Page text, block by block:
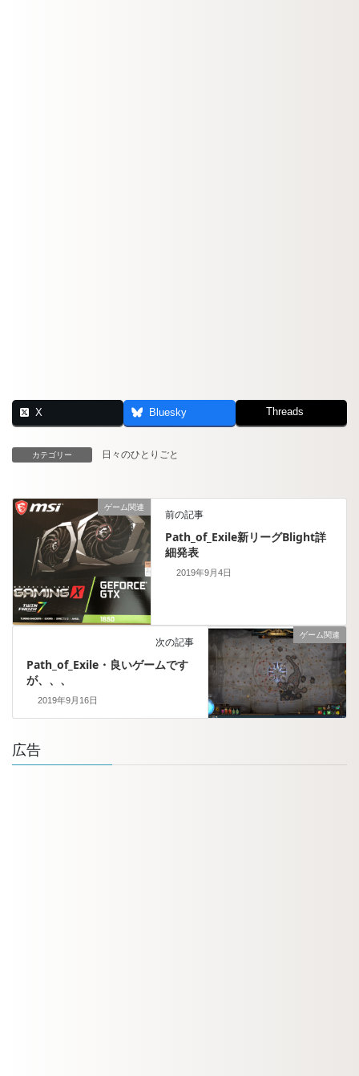
X Bluesky Threads
カテゴリー 日々のひとりごと
ゲーム関連
前の記事
Path_of_Exile新リーグBlight詳
細発表
2019年9月4日
ゲーム関連
次の記事
Path_of_Exile・良いゲームです
が、、、
2019年9月16日
広告